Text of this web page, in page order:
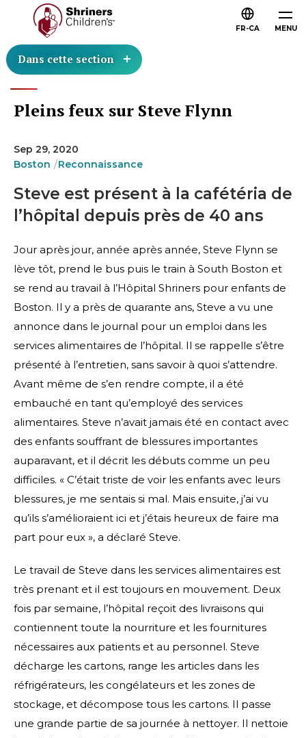
MENU
FR-CA
Dans cette section
Pleins feux sur Steve Flynn
Sep 29, 2020
Boston
Reconnaissance
Steve est présent à la cafétéria de
l’hôpital depuis près de 40 ans
Jour après jour, année après année, Steve Flynn se
lève tôt, prend le bus puis le train à South Boston et
se rend au travail à l’Hôpital Shriners pour enfants de
Boston. Il y a près de quarante ans, Steve a vu une
annonce dans le journal pour un emploi dans les
services alimentaires de l’hôpital. Il se rappelle s’être
présenté à l’entretien, sans savoir à quoi s’attendre.
Avant même de s’en rendre compte, il a été
embauché en tant qu’employé des services
alimentaires. Steve n’avait jamais été en contact avec
des enfants souffrant de blessures importantes
auparavant, et il décrit les débuts comme un peu
difficiles. « C’était triste de voir les enfants avec leurs
blessures, je me sentais si mal. Mais ensuite, j’ai vu
qu’ils s’amélioraient ici et j’étais heureux de faire ma
part pour eux », a déclaré Steve.
Le travail de Steve dans les services alimentaires est
très prenant et il est toujours en mouvement. Deux
fois par semaine, l’hôpital reçoit des livraisons qui
contiennent toute la nourriture et les fournitures
nécessaires aux patients et au personnel. Steve
décharge les cartons, range les articles dans les
réfrigérateurs, les congélateurs et les zones de
stockage, et décompose tous les cartons. Il passe
une grande partie de sa journée à nettoyer. Il nettoie